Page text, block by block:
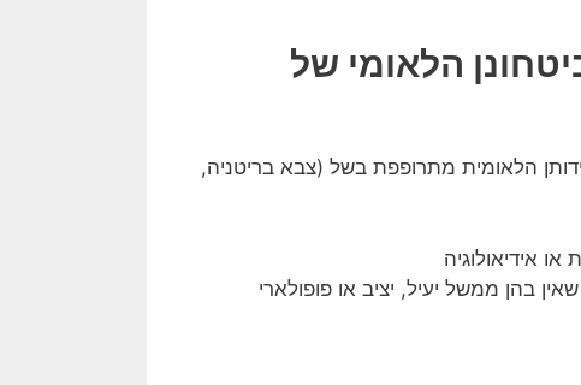
הלאומי של
הלאומית מתרופפת בשל (צבא בריטניה,
אידיאולוגיה
בהן ממשל יעיל, יציב או פופולארי